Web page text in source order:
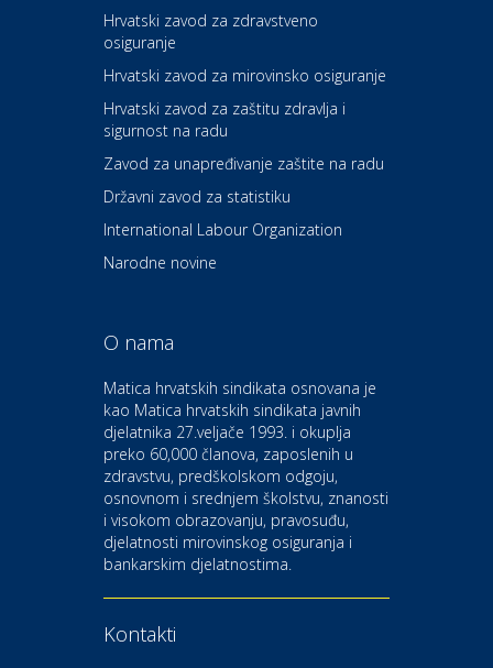
Zdravlje i osiguranje
Povoljnosti
Dental Sudar
Dom i dizajn
Euro-vrt – kosilice, motorne
Odmor
Bistrica
Auto-moto i tehnika
CIAK Auto d.o.o.
Kultura i edukacija
Kazalište Gavella
Moda i ljepota
Hrvatski zavod za zdravstveno
osiguranje
Hrvatski zavod za mirovinsko osiguranje
Hrvatski zavod za zaštitu zdravlja i
sigurnost na radu
Zavod za unapređivanje zaštite na radu
Državni zavod za statistiku
International Labour Organization
Narodne novine
O nama
Matica hrvatskih sindikata osnovana je
kao Matica hrvatskih sindikata javnih
djelatnika 27.veljače 1993. i okuplja
preko 60,000 članova, zaposlenih u
zdravstvu, predškolskom odgoju,
osnovnom i srednjem školstvu, znanosti
i visokom obrazovanju, pravosuđu,
djelatnosti mirovinskog osiguranja i
bankarskim djelatnostima.
Kontakti